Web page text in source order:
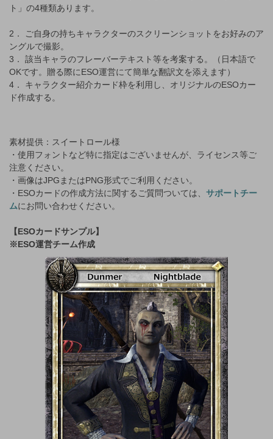
ト」の4種類あります。
2． ご自身の持ちキャラクターのスクリーンショットをお好みのア
ングルで撮影。
3． 該当キャラのフレーバーテキスト等を考案する。（日本語で
OKです。贈る際にESO運営にて簡単な翻訳文を添えます）
4． キャラクター紹介カード枠を利用し、オリジナルのESOカー
ド作成する。
素材提供：スイートロール様
・使用フォントなど特に指定はございませんが、ライセンス等ご
注意ください。
・画像はJPGまたはPNG形式でご利用ください。
・ESOカードの作成方法に関するご質問ついては、 サポートチー
ムにお問い合わせください。
【ESOカードサンプル】
※ESO運営チーム作成